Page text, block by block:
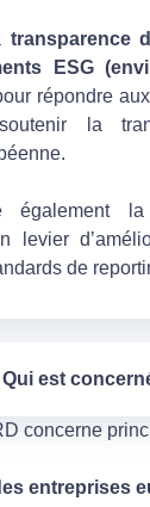
transparence
ESG
répondre
la
également
levier
de
Qui est
concerne
entreprises